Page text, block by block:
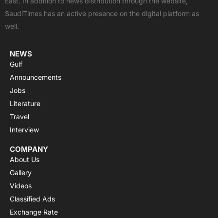
o
k
t
e
e
p
p
r
a
SaudiTimes has an active presence on the digital platform as
well.
NEWS
Gulf
Announcements
Jobs
Literature
Travel
Interview
COMPANY
About Us
Gallery
Videos
Classified Ads
Exchange Rate